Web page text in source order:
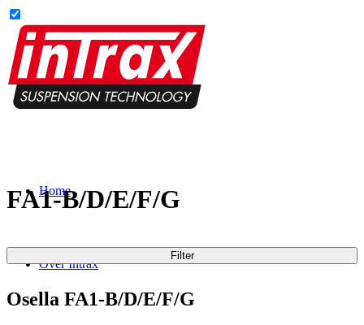
Home
Over Intrax
FA1-B/D/E/F/G
Filter
Osella FA1-B/D/E/F/G